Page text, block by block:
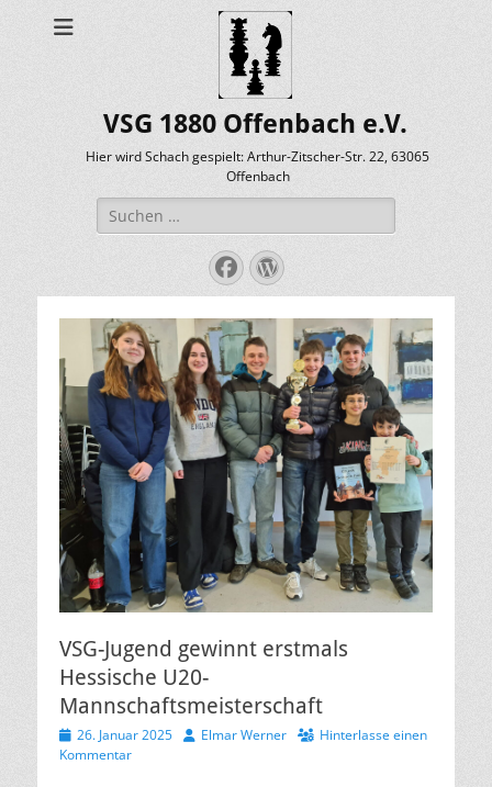
VSG 1880 Offenbach e.V.
Hier wird Schach gespielt: Arthur-Zitscher-Str. 22, 63065
Offenbach
Suche
nach:
Facebook
WordPress
VSG-Jugend gewinnt erstmals
Hessische U20-
Mannschaftsmeisterschaft
Veröffentlicht
am
26. Januar 2025 AutorElmar Werner
Hinterlasse einen
Kommentar